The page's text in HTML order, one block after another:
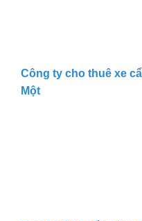
Công ty cho thuê xe
Một